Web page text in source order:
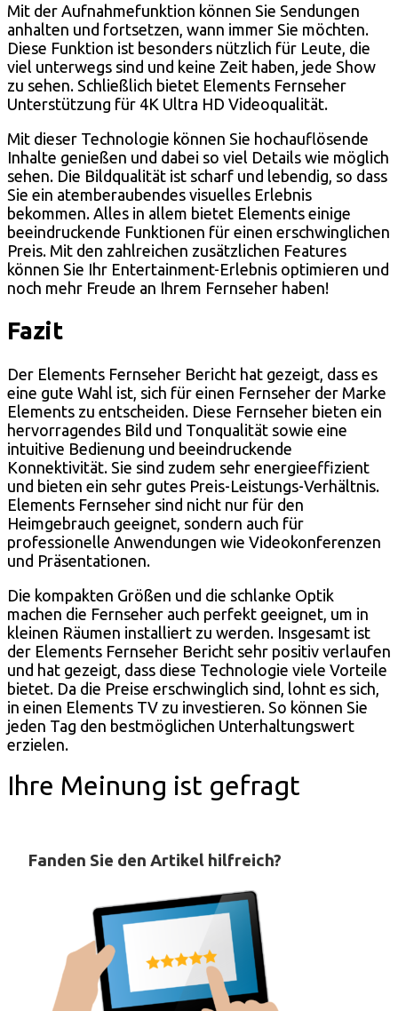
Mit der Aufnahmefunktion können Sie Sendungen
anhalten und fortsetzen, wann immer Sie möchten.
Diese Funktion ist besonders nützlich für Leute, die
viel unterwegs sind und keine Zeit haben, jede Show
zu sehen. Schließlich bietet Elements Fernseher
Unterstützung für 4K Ultra HD Videoqualität.
Mit dieser Technologie können Sie hochauflösende
Inhalte genießen und dabei so viel Details wie möglich
sehen. Die Bildqualität ist scharf und lebendig, so dass
Sie ein atemberaubendes visuelles Erlebnis
bekommen. Alles in allem bietet Elements einige
beeindruckende Funktionen für einen erschwinglichen
Preis. Mit den zahlreichen zusätzlichen Features
können Sie Ihr Entertainment-Erlebnis optimieren und
noch mehr Freude an Ihrem Fernseher haben!
Fazit
Der Elements Fernseher Bericht hat gezeigt, dass es
eine gute Wahl ist, sich für einen Fernseher der Marke
Elements zu entscheiden. Diese Fernseher bieten ein
hervorragendes Bild und Tonqualität sowie eine
intuitive Bedienung und beeindruckende
Konnektivität. Sie sind zudem sehr energieeffizient
und bieten ein sehr gutes Preis-Leistungs-Verhältnis.
Elements Fernseher sind nicht nur für den
Heimgebrauch geeignet, sondern auch für
professionelle Anwendungen wie Videokonferenzen
und Präsentationen.
Die kompakten Größen und die schlanke Optik
machen die Fernseher auch perfekt geeignet, um in
kleinen Räumen installiert zu werden. Insgesamt ist
der Elements Fernseher Bericht sehr positiv verlaufen
und hat gezeigt, dass diese Technologie viele Vorteile
bietet. Da die Preise erschwinglich sind, lohnt es sich,
in einen Elements TV zu investieren. So können Sie
jeden Tag den bestmöglichen Unterhaltungswert
erzielen.
Ihre Meinung ist gefragt
Fanden Sie den Artikel hilfreich?